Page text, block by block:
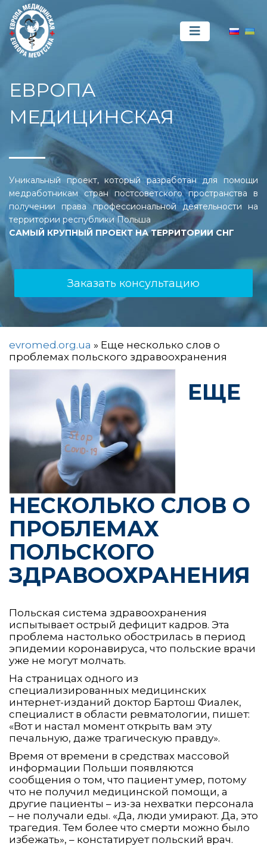
ЕВРОПА
МЕДИЦИНСКАЯ
Уникальный проект, который разработан для помощи
медработникам стран постсоветского пространства в
получении права профессиональной деятельности на
территории республики Польша
САМЫЙ КРУПНЫЙ ПРОЕКТ НА ТЕРРИТОРИИ СНГ
Заказать консультацию
evromed.org.ua » Еще несколько слов о
проблемах польского здравоохранения
ЕЩЕ
НЕСКОЛЬКО СЛОВ О
ПРОБЛЕМАХ
ПОЛЬСКОГО
ЗДРАВООХРАНЕНИЯ
Польская система здравоохранения
испытывает острый дефицит кадров. Эта
проблема настолько обострилась в период
эпидемии коронавируса, что польские врачи
уже не могут молчать.
На страницах одного из
специализированных медицинских
интернет-изданий доктор Бартош Фиалек,
специалист в области ревматологии, пишет:
«Вот и настал момент открыть вам эту
печальную, даже трагическую правду».
Время от времени в средствах массовой
информации Польши появляются
сообщения о том, что пациент умер, потому
что не получил медицинской помощи, а
другие пациенты – из-за нехватки персонала
– не получали еды. «Да, люди умирают. Да, это
трагедия. Тем более что смерти можно было
избежать», – констатирует польский врач.